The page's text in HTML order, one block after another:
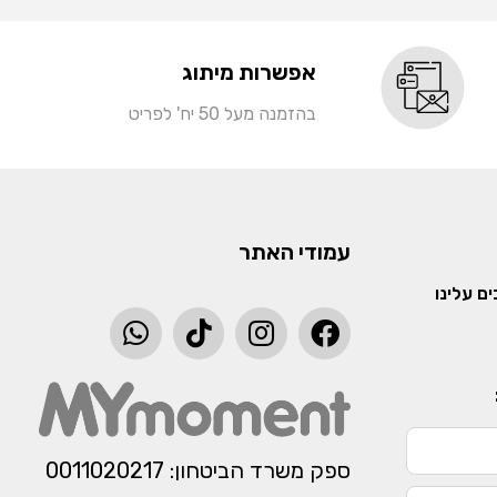
אפשרות מיתוג
בהזמנה מעל 50 יח' לפריט
עלינו
עמודי האתר
ספק משרד הביטחון: 0011020217​​